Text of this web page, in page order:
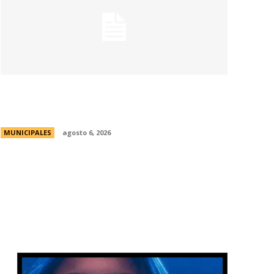
MUNICIPALES agosto 6, 2026